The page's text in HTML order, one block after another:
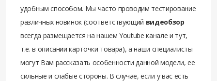
удобным способом. Мы часто проводим тестирование
различных новинок (соответствующий видеобзор
всегда размещается на нашем Youtube канале и тут,
т.е. в описании карточки товара), а наши специалисты
могут Вам рассказать особенности данной модели, ее
сильные и слабые стороны. В случае, если у вас есть